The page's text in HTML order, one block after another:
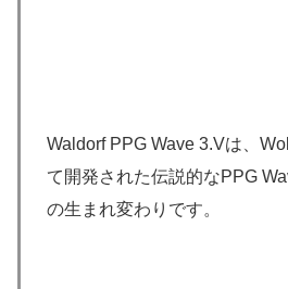
Waldorf PPG Wave 3.Vは、
て開発された伝説的なPPG
の生まれ変わりです。